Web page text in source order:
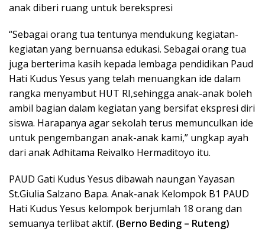
anak diberi ruang untuk berekspresi
“Sebagai orang tua tentunya mendukung kegiatan-
kegiatan yang bernuansa edukasi. Sebagai orang tua
juga berterima kasih kepada lembaga pendidikan Paud
Hati Kudus Yesus yang telah menuangkan ide dalam
rangka menyambut HUT RI,sehingga anak-anak boleh
ambil bagian dalam kegiatan yang bersifat ekspresi diri
siswa. Harapanya agar sekolah terus memunculkan ide
untuk pengembangan anak-anak kami,” ungkap ayah
dari anak Adhitama Reivalko Hermaditoyo itu.
PAUD Gati Kudus Yesus dibawah naungan Yayasan
St.Giulia Salzano Bapa. Anak-anak Kelompok B1 PAUD
Hati Kudus Yesus kelompok berjumlah 18 orang dan
semuanya terlibat aktif. (Berno Beding – Ruteng)